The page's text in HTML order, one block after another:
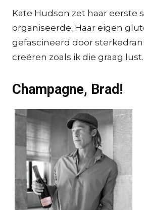
Kate Hudson zet haar eerste
organiseerde. Haar eigen
gefascineerd door
creëren zoals ik die graag
Champagne, Brad!